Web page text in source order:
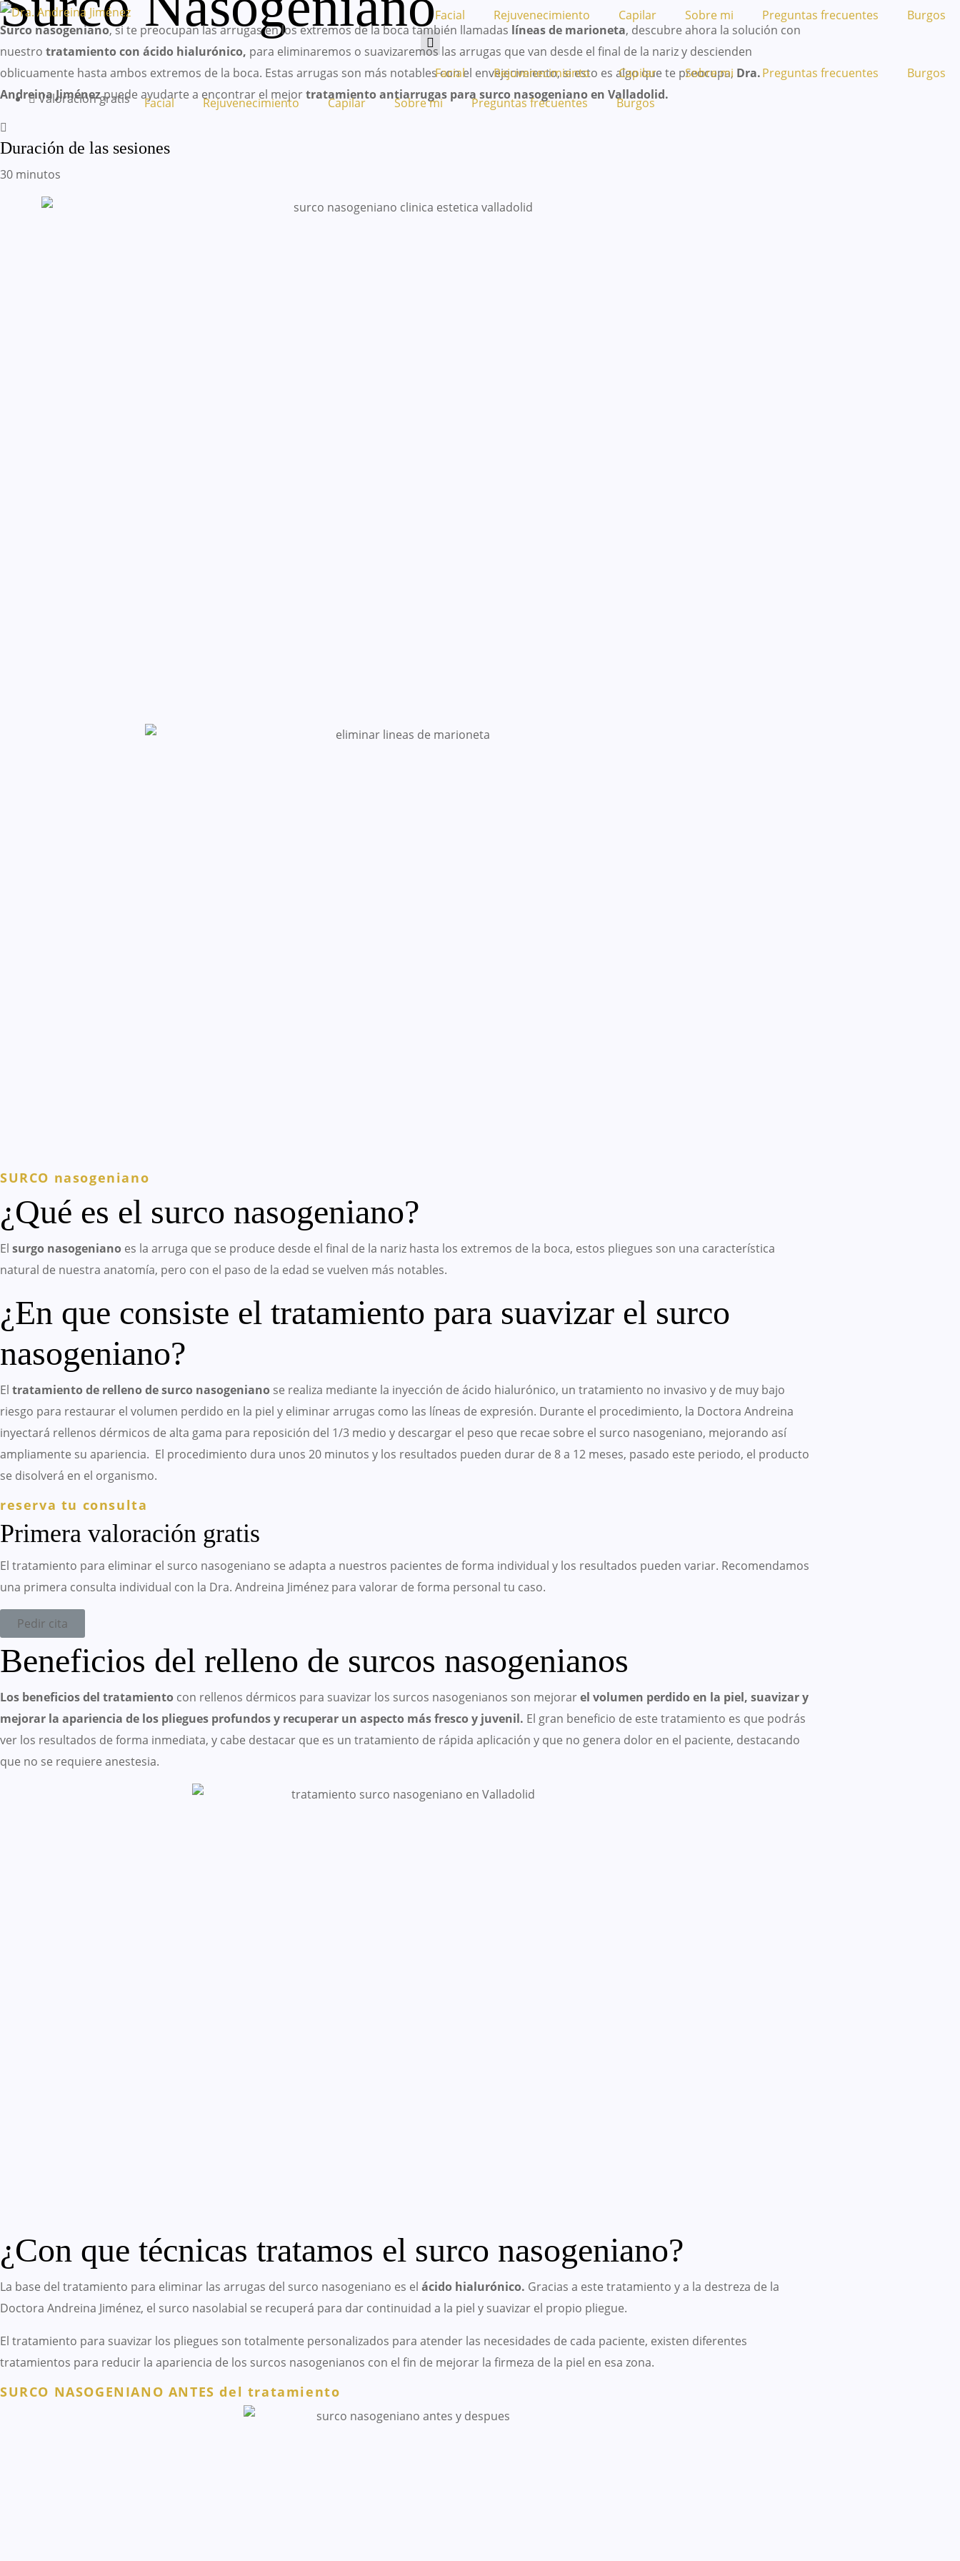
Facial Rejuvenecimiento Capilar Sobre mi Preguntas frecuentes Burgos
Facial Rejuvenecimiento Capilar Sobre mi Preguntas frecuentes
Burgos
Valoración gratis
Facial Rejuvenecimiento Capilar Sobre mi Preguntas frecuentes Burgos
Surco nasogeniano, si te preocupan las arrugas en los extremos de la boca también llamadas líneas de marioneta, descubre ahora la solución con
nuestro tratamiento con ácido hialurónico, para eliminaremos o suavizaremos las arrugas que van desde el final de la nariz y descienden
oblicuamente hasta ambos extremos de la boca. Estas arrugas son más notables con el envejecimiento, si esto es algo que te preocupa, Dra.
Andreina Jiménezpuede ayudarte a encontrar el mejortratamiento antiarrugas para surco nasogeniano en Valladolid.
Duración de las sesiones
30 minutos
SURCO nasogeniano
¿Qué es el surco nasogeniano?
El surgo nasogeniano es la arruga que se produce desde el final de la nariz hasta los extremos de la boca, estos pliegues son una característica
natural de nuestra anatomía, pero con el paso de la edad se vuelven más notables.
¿En que consiste el tratamiento para suavizar el surco
nasogeniano?
El tratamiento de relleno de surco nasogeniano se realiza mediante la inyección de ácido hialurónico, un tratamiento no invasivo y de muy bajo
riesgo para restaurar el volumen perdido en la piel y eliminar arrugas como las líneas de expresión. Durante el procedimiento, la Doctora Andreina
inyectará rellenos dérmicos de alta gama para reposición del 1/3 medio y descargar el peso que recae sobre el surco nasogeniano, mejorando así
ampliamente su apariencia. El procedimiento dura unos 20 minutos y los resultados pueden durar de 8 a 12 meses, pasado este periodo, el producto
se disolverá en el organismo.
reserva tu consulta
Primera valoración gratis
El tratamiento para eliminar el surco nasogeniano se adapta a nuestros pacientes de forma individual y los resultados pueden variar. Recomendamos
una primera consulta individual con la Dra. Andreina Jiménez para valorar de forma personal tu caso.
Pedir cita
Beneficios del relleno de surcos nasogenianos
Los beneficios del tratamiento con rellenos dérmicos para suavizar los surcos nasogenianos son mejorarel volumen perdido en la piel, suavizar y
mejorar la apariencia de los pliegues profundos y recuperar un aspecto más fresco y juvenil. El gran beneficio de este tratamiento es que podrás
ver los resultados de forma inmediata, y cabe destacar que es un tratamiento de rápida aplicación y que no genera dolor en el paciente, destacando
que no se requiere anestesia.
¿Con que técnicas tratamos el surco nasogeniano?
La base del tratamiento para eliminar las arrugas del surco nasogeniano es el ácido hialurónico. Gracias a este tratamiento y a la destreza de la
Doctora Andreina Jiménez, el surco nasolabial se recuperá para dar continuidad a la piel y suavizar el propio pliegue.
El tratamiento para suavizar los pliegues son totalmente personalizados para atender las necesidades de cada paciente, existen diferentes
tratamientos para reducir la apariencia de los surcos nasogenianos con el fin de mejorar la firmeza de la piel en esa zona.
SURCO NASOGENIANO ANTES del tratamiento